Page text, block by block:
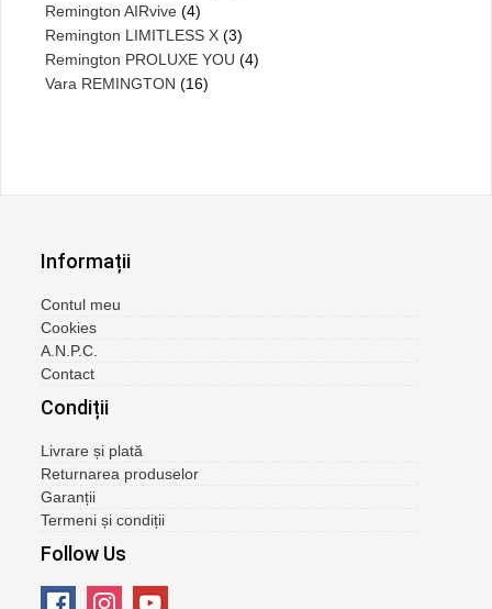
Remington AIRvive (4)
Remington LIMITLESS X (3)
Remington PROLUXE YOU (4)
Vara REMINGTON (16)
Informații
Contul meu
Cookies
A.N.P.C.
Contact
Condiții
Livrare și plată
Returnarea produselor
Garanții
Termeni și condiții
Follow Us